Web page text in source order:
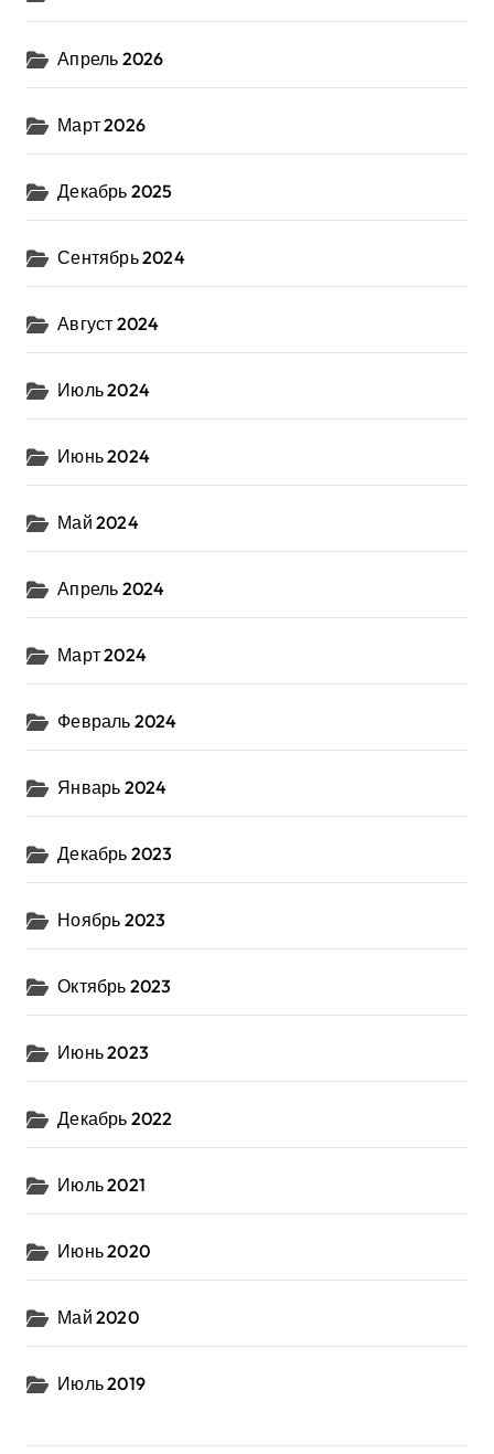
Апрель 2026
Март 2026
Декабрь 2025
Сентябрь 2024
Август 2024
Июль 2024
Июнь 2024
Май 2024
Апрель 2024
Март 2024
Февраль 2024
Январь 2024
Декабрь 2023
Ноябрь 2023
Октябрь 2023
Июнь 2023
Декабрь 2022
Июль 2021
Июнь 2020
Май 2020
Июль 2019